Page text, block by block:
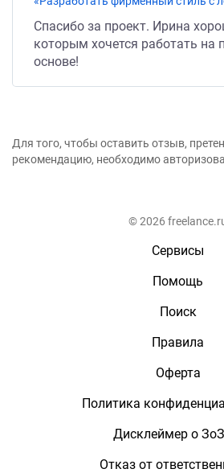
Спасибо за проект. Ирина
которым хочется работать на
основе!
Для того, чтобы оставить отзыв,
рекомендацию, необходимо
© 2026
Сервисы
Помощь
Поиск
Правила
Оферта
Политика
Дисклеймер о
Отказ от